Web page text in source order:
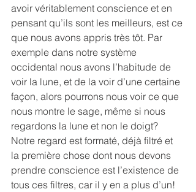
avoir véritablement conscience et en
pensant qu’ils sont les meilleurs, est ce
que nous avons appris très tôt. Par
exemple dans notre système
occidental nous avons l’habitude de
voir la lune, et de la voir d’une certaine
façon, alors pourrons nous voir ce que
nous montre le sage, même si nous
regardons la lune et non le doigt?
Notre regard est formaté, déjà filtré et
la première chose dont nous devons
prendre conscience est l’existence de
tous ces filtres, car il y en a plus d’un!